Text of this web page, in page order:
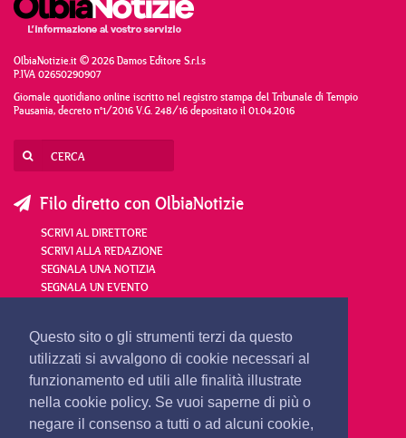
Questo sito o gli strumenti terzi da questo
utilizzati si avvalgono di cookie necessari al
funzionamento ed utili alle finalità illustrate
nella cookie policy. Se vuoi saperne di più o
negare il consenso a tutti o ad alcuni cookie,
OlbiaNotizie.it © 2026 Damos Editore S.r.l.s
P.IVA 02650290907
Giornale quotidiano online iscritto nel registro stampa del Tribunale di Tempio
Pausania, decreto n°1/2016 V.G. 248/16 depositato il 01.04.2016
Filo diretto con OlbiaNotizie
SCRIVI AL DIRETTORE
SCRIVI ALLA REDAZIONE
SEGNALA UNA NOTIZIA
SEGNALA UN EVENTO
redazione@olbianotizie.it